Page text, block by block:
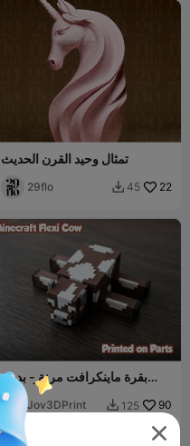
تمثال وحيد القرن الحديث
29flo  45 22
بقرة ماينكرافت مرنة - بدون
Jov3DPrint  125 90
